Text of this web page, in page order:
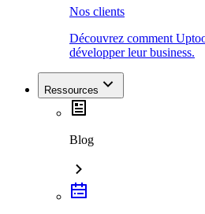
Nos clients
Découvrez comment
développer leur business.
Ressources
Blog